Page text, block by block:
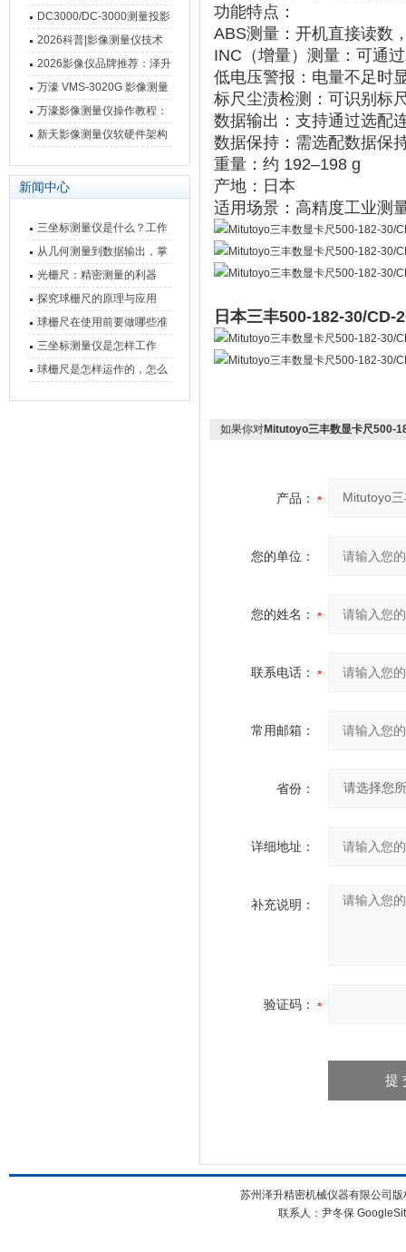
影像测量仪技术参数
南 靠谱品牌一站式选型推荐
DC3000/DC-3000测量投影
仪万濠数据处理器数显表故
障维修方法
2026科普|影像测量仪技术
原理、分类及选型应用
2026影像仪品牌推荐：泽升
影像测量仪选型指南
万濠 VMS-3020G 影像测量
仪技术规格与应用解析
万濠影像测量仪操作教程：
从开机到出报告，新手也能
新天影像测量仪软硬件架构
新闻中心
三坐标测量仪是什么？工作
原理、分类与核心功能一次
讲清
从几何测量到数据输出，掌
握万濠影像测量仪的六大核
心能力
光栅尺：精密测量的利器
探究球栅尺的原理与应用
球栅尺在使用前要做哪些准
备工作？
三坐标测量仪是怎样工作
的，功能有什么优势？
球栅尺是怎样运作的，怎么
功能特点 ‌：
ABS测量 ：开机直接读数
INC（增量）测量 ：可通
低电压警报 ：电量不足时
标尺尘渍检测 ：可识别标
数据输出 ：支持通过选配
数据保持 ：需选配数据保
重量 ‌：约 ‌ 192–198 g
产地 ‌：‌ 日本
适用场景 ：高精度工业测
日本三丰500-182-30/CD-
如果你对Mitutoyo三丰数显卡尺500-
产品：
您的单位：
您的姓名：
联系电话：
常用邮箱：
省份：
详细地址：
补充说明：
验证码：
苏州泽升精密机械仪器有限公司
联系人：尹冬保